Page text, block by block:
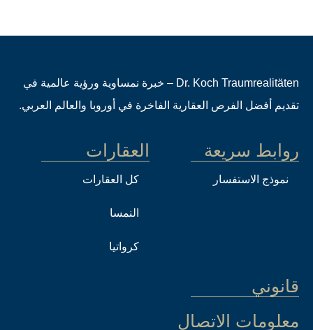
Dr. Koch Traumrealitäten – خبرة نمساوية ورؤية عالمية في
تقديم أفضل الفرص العقارية الفاخرة في أوروبا والعالم العربي.
روابط سريعة
نموذج الاستفسار
العقارات
كل العقارات
النمسا
كرواتيا
قانوني
معلومات الاتصال